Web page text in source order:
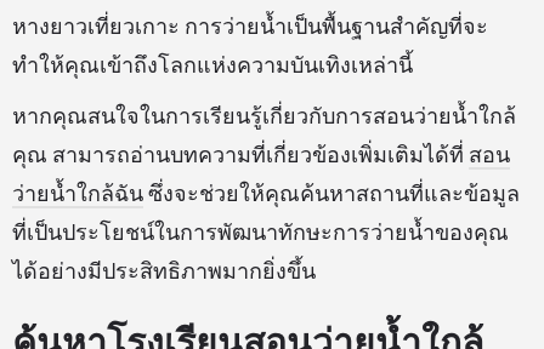
หางยาวเที่ยวเกาะ การว่ายน้ำเป็นพื้นฐานสำคัญที่จะ
ทำให้คุณเข้าถึงโลกแห่งความบันเทิงเหล่านี้
หากคุณสนใจในการเรียนรู้เกี่ยวกับการสอนว่ายน้ำใกล้
คุณ สามารถอ่านบทความที่เกี่ยวข้องเพิ่มเติมได้ที่ สอน
ว่ายน้ำใกล้ฉันซึ่งจะช่วยให้คุณค้นหาสถานที่และข้อมูล
ที่เป็นประโยชน์ในการพัฒนาทักษะการว่ายน้ำของคุณ
ได้อย่างมีประสิทธิภาพมากยิ่งขึ้น